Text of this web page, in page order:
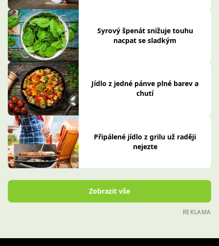
Syrový špenát snižuje touhu
nacpat se sladkým
Jídlo z jedné pánve plné barev a
chutí
Připálené jídlo z grilu už raději
nejezte
Zobrazit vše
REKLAMA